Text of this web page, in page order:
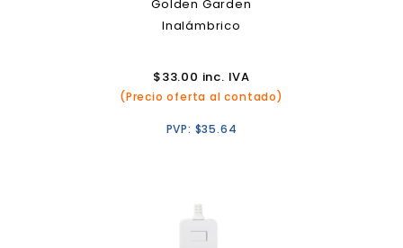
Golden Garden
Inalámbrico
$33.00 inc. IVA
(Precio oferta al contado)
PVP: $35.64